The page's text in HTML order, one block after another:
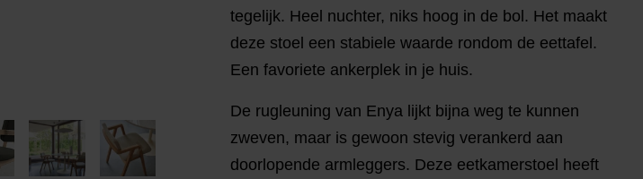
tegelijk. Heel nuchter, niks hoog in de bol. Het maakt
deze stoel een stabiele waarde rondom de eettafel.
Een favoriete ankerplek in je huis.
De rugleuning van Enya lijkt bijna weg te kunnen
zweven, maar is gewoon stevig verankerd aan
doorlopende armleggers. Deze eetkamerstoel heeft